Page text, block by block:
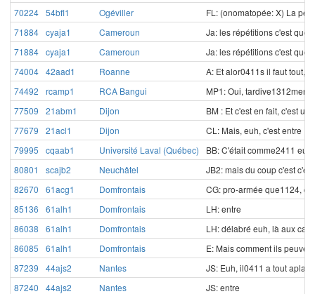
70224 54bfl1 Ogéviller
FL: (onomatopée: X) La
71884 cyaja1 Cameroun
Ja: les répétitions c'est
71884 cyaja1 Cameroun
Ja: les répétitions c'est
74004 42aad1 Roanne
A: Et alor0411s il faut tout,
74492
rcamp1 RCA Bangui
MP1: Oui,
77509
21abm1 Dijon
BM : Et c'est en fait, c'est
77679
21acl1 Dijon
CL: Mais, euh, c'est entre
79995
cqaab1 Université Laval (Québec)
BB: C'était comme2411
80801
scajb2 Neuchâtel
JB2: mais du coup c'est
82670
61acg1 Domfrontais
CG: pro-armée que1124,
85136
61alh1 Domfrontais
LH: entre
86038
61alh1 Domfrontais
LH: délabré euh, là aux
86085
61alh1 Domfrontais
E: Mais comment ils
87239
44ajs2 Nantes
JS: Euh, il0411 a tout
87240
44ajs2 Nantes
JS: entre